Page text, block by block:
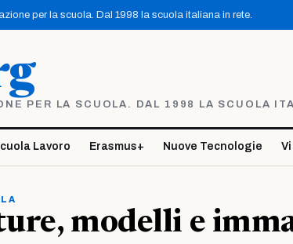
per la scuola. Dal 1998 la scuola italiana in rete.
PER LA SCUOLA. DAL 1998 LA SCUOLA
Lavoro Erasmus+ Nuove Tecnologie
modelli e